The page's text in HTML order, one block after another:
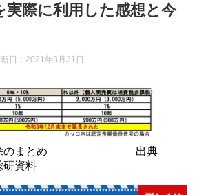
実際に利用した感想と今
日： 2021年3月31日
控除のまとめ 出典
研資料